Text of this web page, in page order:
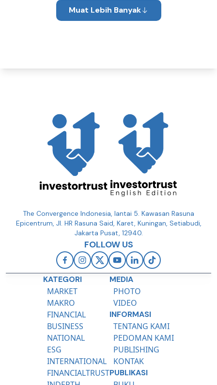
Muat Lebih Banyak
The Convergence Indonesia, lantai 5. Kawasan Rasuna
Epicentrum, Jl. HR Rasuna Said, Karet, Kuningan, Setiabudi,
Jakarta Pusat, 12940.
FOLLOW US
KATEGORI
MARKET
MAKRO
FINANCIAL
BUSINESS
NATIONAL
ESG
INTERNATIONAL
FINANCIALTRUST
MEDIA
PHOTO
VIDEO
INFORMASI
TENTANG KAMI
PEDOMAN KAMI
PUBLISHING
KONTAK
PUBLIKASI